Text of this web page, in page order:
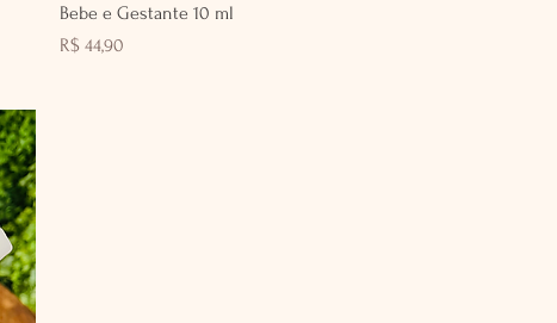
Bebe e Gestante 10 ml
Preço
R$ 44,90